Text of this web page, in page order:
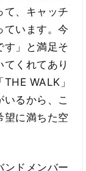
て、キャッチ
ています。今
す」と満足そ
くれてあり
WALK」
るから、こ
望に満ちた空
ドメンバー